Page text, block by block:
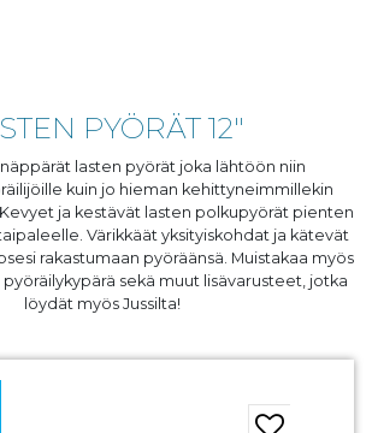
PYÖRÄT 12"
lasten pyörät joka lähtöön niin
kuin jo hieman kehittyneimmillekin
ja kestävät lasten polkupyörät pienten
Värikkäät yksityiskohdat ja kätevät
rakastumaan pyöräänsä. Muistakaa myös
sekä muut lisävarusteet, jotka
löydät myös Jussilta!